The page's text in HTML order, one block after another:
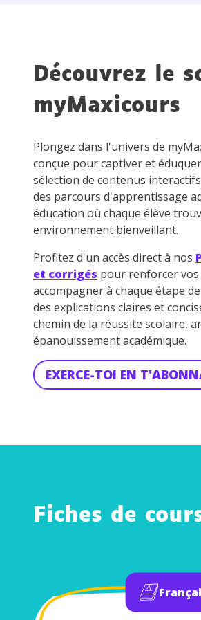
Découvrez le
myMaxicours
Plongez dans l'univers de
conçue pour captiver et
sélection de contenus
des parcours d'apprentissage
éducation où chaque élève
environnement bienveillant.
Profitez d'un accès direct à nos
et corrigés pour renforcer vos
accompagner à chaque étape
des explications claires et
chemin de la réussite scolaire,
épanouissement académique.
EXERCE-TOI EN
Fiches de